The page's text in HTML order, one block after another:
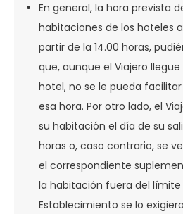
En general, la hora prevista
habitaciones de los hoteles
partir de la 14.00 horas,
que, aunque el Viajero
hotel, no se le pueda
esa hora. Por otro lado, el
su habitación el día de su
horas o, caso contrario, se
el correspondiente
la habitación fuera del límite
Establecimiento se lo